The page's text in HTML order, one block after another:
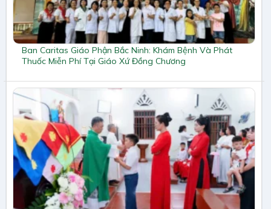
Ban Caritas Giáo Phận Bắc Ninh: Khám Bệnh Và Phát
Thuốc Miễn Phí Tại Giáo Xứ Đồng Chương